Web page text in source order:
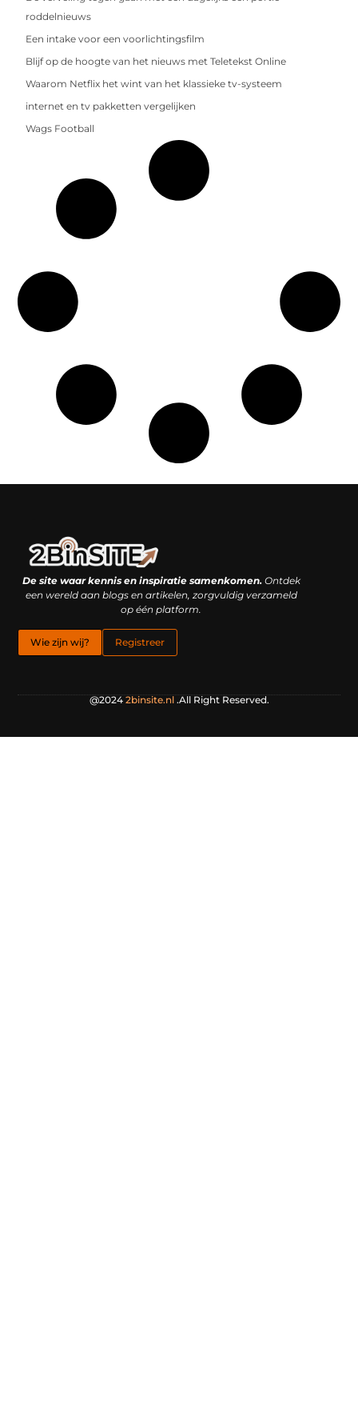
roddelnieuws
Een intake voor een voorlichtingsfilm
Blijf op de hoogte van het nieuws met Teletekst Online
Waarom Netflix het wint van het klassieke tv-systeem
internet en tv pakketten vergelijken
Wags Football
De site waar kennis en inspiratie samenkomen.Ontdek
een wereld aan blogs en artikelen, zorgvuldig verzameld
op één platform.
Wie zijn wij? Registreer
@2024 2binsite.nl.All Right Reserved.